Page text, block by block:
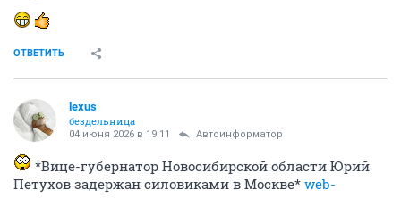
ОТВЕТИТЬ
lexus
бездельница
04 июня 2026 в 19:11 Автоинформатор
*Вице-губернатор Новосибирской области Юрий
Петухов задержан силовиками в Москве* web-